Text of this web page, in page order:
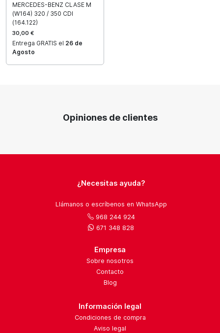
MERCEDES-BENZ CLASE M
(W164) 320 / 350 CDI
(164.122)
30,00 €
Entrega GRATIS el 26 de
Agosto
Opiniones de clientes
¿Necesitas ayuda?
Llámanos o escríbenos en WhatsApp
968 244 924
671 348 828
Empresa
Sobre nosotros
Contacto
Blog
Información legal
Condiciones de compra
Aviso legal